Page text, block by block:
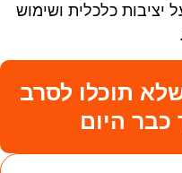
יציבות כלכלית ושימוש
תוכלו לסרב
כבר היום